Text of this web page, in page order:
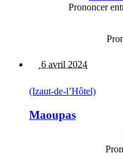
Prononcer
6 avril 2024
(Izaut-de-l’Hôtel)
Maoupas